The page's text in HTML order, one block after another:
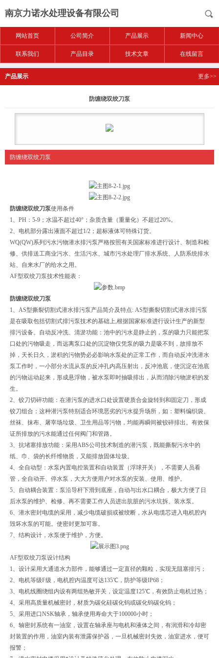
南京力诺水处理设备有限公司
网站首页 公司简介 产品展示 新闻中心
联系我们 产品目录 技术文章 在线留言
产品展示 更多>>
防缠绕双绞刀泵
防缠绕双绞刀泵
防缠绕双绞刀泵使用条件
1、PH：5-9；水温不超过40°；杂质含量（重量化）不超过20%。
2、电机部分露出液面不超过1/2；超标液体可特殊订货。
WQ(QW)系列污水污物潜水排污泵严格按照有关国家标准进行设计、制造和检
修、供排送工商业污水、生活污水、城市污水处理厂排水系统、人防系统排水
站、自来水厂的给水之用。
AF型双绞刀泵技术性能表：
防缠绕双绞刀泵
1、AS型撕裂切割式潜水排污泵产品简介及特点: AS型撕裂切割式潜水排污泵
是在吸取包括切割式排污泵技术的基础上,根据国家标准进行设计生产的新型
排污设备。自动反冲洗、清淤功能：池中的污水是静止的，泵的吸力只能把泵
口处的污物吸走，而远离泵口处的沉淀物仅凭泵的吸力是吸不到，故排放不
掉，天长日久，淤积的污物势必必影响水泵处的正常工作，而自动反冲洗潜水
泵工作时，一小部分水流从泵的反冲孔内高压射出，反冲池底，使沉淀在池底
的污物运动起来，形成悬浮物，被水泵即时抽吸排出，从而消除污物淤积的发
生。
2、铰刀切碎功能：在潜污泵的进水口处设置硬质合金旋转到和固定刀，形成
铰刀组合；这种潜污泵特别适合环境恶劣的污水提升场所，如：塑料编织袋、
丝袜、抹布、屠宰场垃圾、卫生用品等污物，均能再瞬间被铰碎排出。有效保
证所排放的污水能通过任何阀门和管路。
3、抗堵塞排放功能：采用ABS公司技术制造的潜污泵，既能撕裂污水中的
纸、巾、袋的长纤维物质，又能排放固体垃圾。
4、全自动型：水泵内置电控装置和自动装置（浮球开关），不需要人员看
管，全自动开、停水泵，大大方便用户对水泵的安装、使用、维护。
5、自动耦合装置：泵沿导杆下滑到底座，自动与出水口耦合，极大方便了日
后水泵的维护、检修、再不需要工作人员进出肮脏的污水坑拆、装水泵。
6、潜水密封电缆的采用，减少电缆破损或被绞断，水从电缆芯进入电机腔内
毁坏水泵的可能。使密封更加可靠。
7、结构设计，水泵便于维护，方便。
AF型双绞刀泵设计结构
1、设计采用大通道水力部件，能够通过一定直径的颗粒，实现无阻塞排污；
2、电机等级F级，电机腔内温度可达135℃，防护等级IP68；
3、电机线圈绕组内设有两组热敏开关，设定温度125℃，有效防止电机过热；
4、采用高质量机械密封，材质为碳化硅碳化钨或碳化钨碳化钨；
5、采用进口NSK轴承，轴承使用寿命大于100000小时；
6、轴密封系统有一油室，设置在轴承座与电机和液体之间，有润滑和冷却密
封装置的作用，油室内装有泄露保护器，一旦机械密封失效，油室进水，便可
报警；